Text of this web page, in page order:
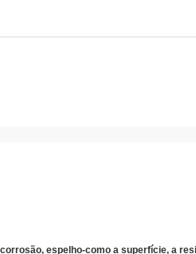
espelho-como a superfície, a